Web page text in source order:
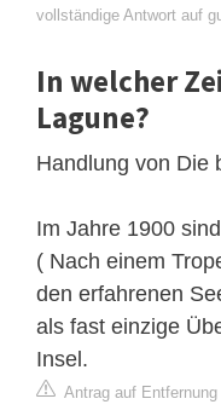
vollständige Antwort auf
In welcher
Lagune?
Handlung von Die
Im Jahre 1900
( Nach einem
den erfahrenen
als fast einzige
Insel.
Antrag auf